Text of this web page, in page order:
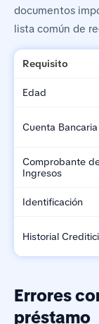
documentos
lista común de
Requisito
Edad
Cuenta Bancaria
Comprobante
Ingresos
Identificación
Historial
Errores
préstamo